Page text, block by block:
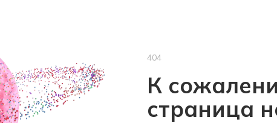
404
К
страница